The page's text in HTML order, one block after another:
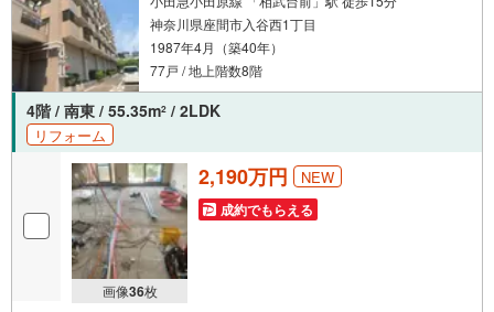
神奈川県座間市入谷西1丁目
1987年4月（築40年）
77戸 / 地上階数8階
4階 / 南東 / 55.35m2 / 2LDK
リフォーム
画像36枚
2,190万円 NEW
成約でもらえる